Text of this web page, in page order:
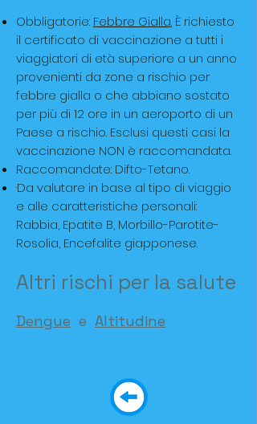
Obbligatorie: Febbre Gialla. È richiesto
il certificato di vaccinazione a tutti i
viaggiatori di età superiore a un anno
provenienti da zone a rischio per
febbre gialla o che abbiano sostato
per più di 12 ore in un aeroporto di un
Paese a rischio. Esclusi questi casi la
vaccinazione NON è raccomandata.
Raccomandate: Difto-Tetano.
·Da valutare in base al tipo di viaggio
e alle caratteristiche personali:
Rabbia, Epatite B, Morbillo-Parotite-
Rosolia, Encefalite giapponese.
Altri rischi per la salute
Dengue e Altitudine